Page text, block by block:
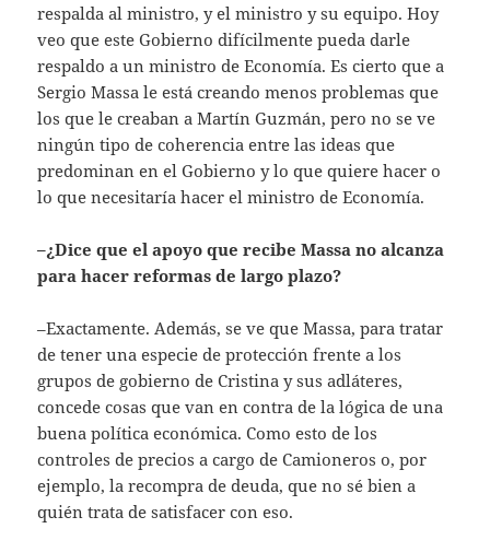
respalda al ministro, y el ministro y su equipo. Hoy
veo que este Gobierno difícilmente pueda darle
respaldo a un ministro de Economía. Es cierto que a
Sergio Massa le está creando menos problemas que
los que le creaban a Martín Guzmán, pero no se ve
ningún tipo de coherencia entre las ideas que
predominan en el Gobierno y lo que quiere hacer o
lo que necesitaría hacer el ministro de Economía.
–¿Dice que el apoyo que recibe Massa no alcanza
para hacer reformas de largo plazo?
–Exactamente. Además, se ve que Massa, para tratar
de tener una especie de protección frente a los
grupos de gobierno de Cristina y sus adláteres,
concede cosas que van en contra de la lógica de una
buena política económica. Como esto de los
controles de precios a cargo de Camioneros o, por
ejemplo, la recompra de deuda, que no sé bien a
quién trata de satisfacer con eso.